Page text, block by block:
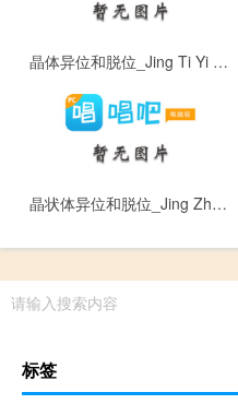
晶体异位和脱位_Jing Ti Yi Wei He Tuo Wei
晶状体异位和脱位_Jing Zhuang Ti Yi Wei He Tuo Wei
请输入搜索内容
标签